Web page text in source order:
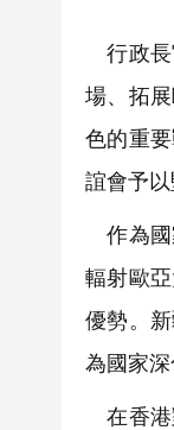
行政長
場、拓
色的重
誼會予以
作為國
輻射歐
優勢。
為國家深
在香港